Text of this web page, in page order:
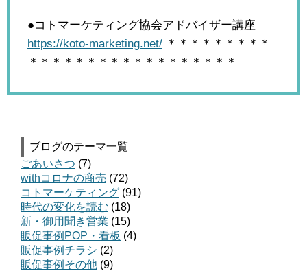
●コトマーケティング協会アドバイザー講座
https://koto-marketing.net/ ＊＊＊＊＊＊＊＊＊
＊＊＊＊＊＊＊＊＊＊＊＊＊＊＊＊＊＊
ブログのテーマ一覧
ごあいさつ (7)
withコロナの商売 (72)
コトマーケティング (91)
時代の変化を読む (18)
新・御用聞き営業 (15)
販促事例POP・看板 (4)
販促事例チラシ (2)
販促事例その他 (9)